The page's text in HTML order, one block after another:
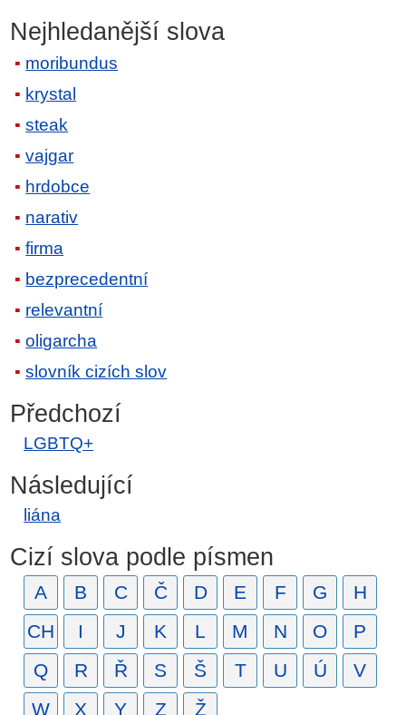
Nejhledanější slova
moribundus
krystal
steak
vajgar
hrdobce
narativ
firma
bezprecedentní
relevantní
oligarcha
slovník cizích slov
Předchozí
LGBTQ+
Následující
liána
Cizí slova podle písmen
A B C Č D E F G
H
CH
I J K L M N O
P
Q
R Ř S Š T U Ú
V
W
X Y Z Ž